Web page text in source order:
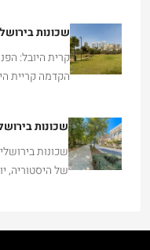
שכונות
קרית היובל:
הקדמה קריית
שכונות
שכונות
של היסטוריה,